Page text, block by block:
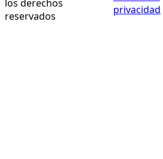
los derechos
reservados
privacidad